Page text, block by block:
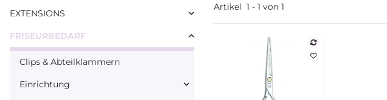
Artikel 1 - 1 von 1
EXTENSIONS
FRISEURBEDARF
Clips & Abteilklammern
Einrichtung